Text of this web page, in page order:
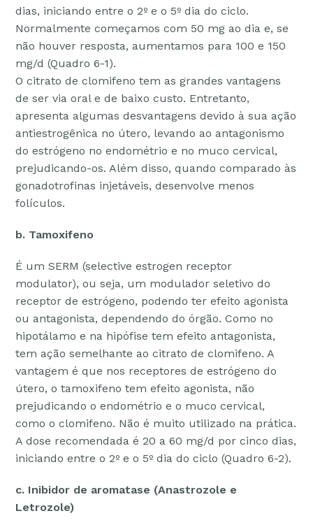
dias, iniciando entre o 2º e o 5º dia do ciclo.
Normalmente começamos com 50 mg ao dia e, se
não houver resposta, aumentamos para 100 e 150
mg/d (Quadro 6-1).
O citrato de clomifeno tem as grandes vantagens
de ser via oral e de baixo custo. Entretanto,
apresenta algumas desvantagens devido à sua ação
antiestrogênica no útero, levando ao antagonismo
do estrógeno no endométrio e no muco cervical,
prejudicando-os. Além disso, quando comparado às
gonadotrofinas injetáveis, desenvolve menos
folículos.
b. Tamoxifeno
É um SERM (selective estrogen receptor
modulator), ou seja, um modulador seletivo do
receptor de estrógeno, podendo ter efeito agonista
ou antagonista, dependendo do órgão. Como no
hipotálamo e na hipófise tem efeito antagonista,
tem ação semelhante ao citrato de clomifeno. A
vantagem é que nos receptores de estrógeno do
útero, o tamoxifeno tem efeito agonista, não
prejudicando o endométrio e o muco cervical,
como o clomifeno. Não é muito utilizado na prática.
A dose recomendada é 20 a 60 mg/d por cinco dias,
iniciando entre o 2º e o 5º dia do ciclo (Quadro 6-2).
c. Inibidor de aromatase (Anastrozole e
Letrozole)